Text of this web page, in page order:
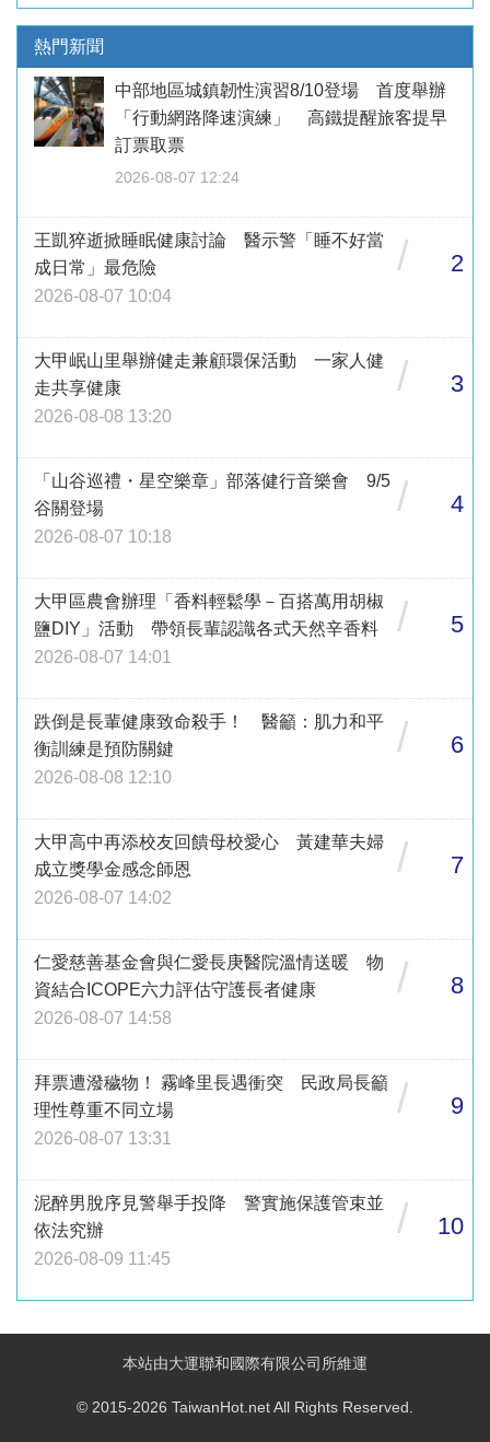
熱門新聞
中部地區城鎮韌性演習8/10登場 首度舉辦
「行動網路降速演練」 高鐵提醒旅客提早
訂票取票
2026-08-07 12:24
王凱猝逝掀睡眠健康討論 醫示警「睡不好當
成日常」最危險
2026-08-07 10:04
/ 2
大甲岷山里舉辦健走兼顧環保活動 一家人健
走共享健康
2026-08-08 13:20
/ 3
「山谷巡禮・星空樂章」部落健行音樂會 9/5
谷關登場
2026-08-07 10:18
/ 4
大甲區農會辦理「香料輕鬆學－百搭萬用胡椒
鹽DIY」活動 帶領長輩認識各式天然辛香料
2026-08-07 14:01
/ 5
跌倒是長輩健康致命殺手！ 醫籲：肌力和平
衡訓練是預防關鍵
2026-08-08 12:10
/ 6
大甲高中再添校友回饋母校愛心 黃建華夫婦
成立獎學金感念師恩
2026-08-07 14:02
/ 7
仁愛慈善基金會與仁愛長庚醫院溫情送暖 物
資結合ICOPE六力評估守護長者健康
2026-08-07 14:58
/ 8
拜票遭潑穢物！ 霧峰里長遇衝突 民政局長籲
理性尊重不同立場
2026-08-07 13:31
/ 9
泥醉男脫序見警舉手投降 警實施保護管束並
依法究辦
2026-08-09 11:45
/ 10
本站由大運聯和國際有限公司所維運
© 2015-2026 TaiwanHot.net All Rights Reserved.